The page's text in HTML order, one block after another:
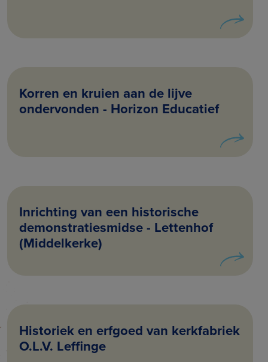
Korren en kruien aan de lijve
ondervonden - Horizon Educatief
Inrichting van een historische
demonstratiesmidse - Lettenhof
(Middelkerke)
Historiek en erfgoed van kerkfabriek
O.L.V. Leffinge